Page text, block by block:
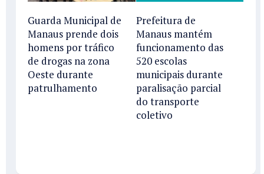
Guarda Municipal de
Manaus prende dois
homens por tráfico
de drogas na zona
Oeste durante
patrulhamento
Prefeitura de
Manaus mantém
funcionamento das
520 escolas
municipais durante
paralisação parcial
do transporte
coletivo